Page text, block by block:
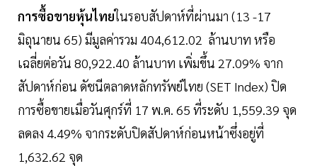
การซื้อขายหุ้นไทยในรอบสัปดาห์ที่ผ่านมา (13 -17
มิถุนายน 65) มีมูลค่ารวม 404,612.02 ล้านบาท หรือ
เฉลี่ยต่อวัน 80,922.40 ล้านบาท เพิ่มขึ้น 27.09% จาก
สัปดาห์ก่อน ดัชนีตลาดหลักทรัพย์ไทย (SET Index) ปิด
การซื้อขายเมื่อวันศุกร์ที่ 17 พ.ค. 65 ที่ระดับ 1,559.39 จุด
ลดลง 4.49% จากระดับปิดสัปดาห์ก่อนหน้าซึ่งอยู่ที่
1,632.62 จุด